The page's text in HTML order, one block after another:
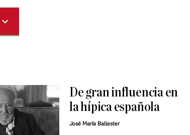
De gran influencia en
la hípica española
José María Ballester